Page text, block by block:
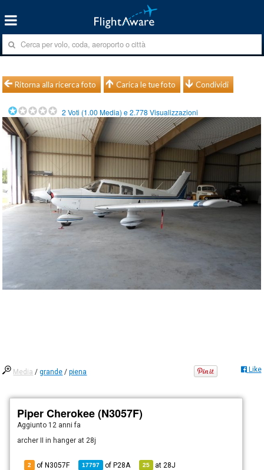
Ritorna alla ricerca foto Carica le tue foto Condividi
2 Voti (1.00 Media) e2.778 Visualizzazioni
Media /grande /piena Like
Piper Cherokee (N3057F)
Aggiunto 12 anni fa
archer II in hanger at 28j
2 of N3057F 17797 ofP28A 25 at 28J